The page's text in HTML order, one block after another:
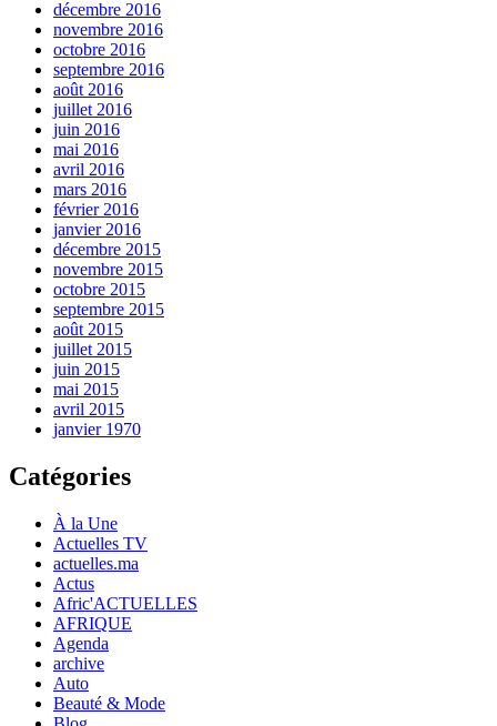
décembre 2016
novembre 2016
octobre 2016
septembre 2016
août 2016
juillet 2016
juin 2016
mai 2016
avril 2016
mars 2016
février 2016
janvier 2016
décembre 2015
novembre 2015
octobre 2015
septembre 2015
août 2015
juillet 2015
juin 2015
mai 2015
avril 2015
janvier 1970
Catégories
À la Une
Actuelles TV
actuelles.ma
Actus
Afric'ACTUELLES
AFRIQUE
Agenda
archive
Auto
Beauté & Mode